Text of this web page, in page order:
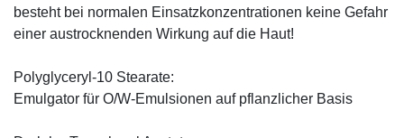
besteht bei normalen Einsatzkonzentrationen keine Gefahr
einer austrocknenden Wirkung auf die Haut!
Polyglyceryl-10 Stearate:
Emulgator für O/W-Emulsionen auf pflanzlicher Basis